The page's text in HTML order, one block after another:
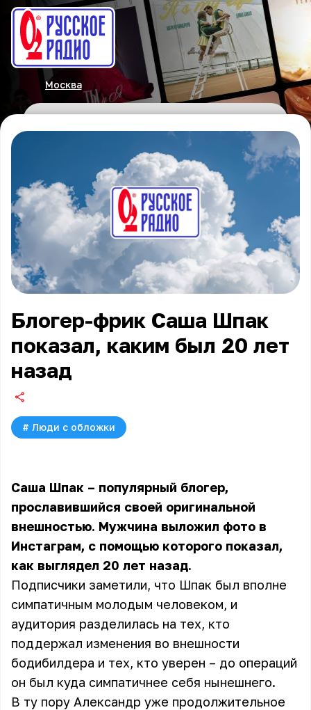
Москва
Блогер-фрик Саша Шпак
показал, каким был 20 лет
назад
# Люди с обложки
Саша Шпак – популярный блогер,
прославившийся своей оригинальной
внешностью. Мужчина выложил фото в
Инстаграм, с помощью которого показал,
как выглядел 20 лет назад.
Подписчики заметили, что Шпак был вполне
симпатичным молодым человеком, и
аудитория разделилась на тех, кто
поддержал изменения во внешности
бодибилдера и тех, кто уверен – до операций
он был куда симпатичнее себя нынешнего.
В ту пору Александр уже продолжительное